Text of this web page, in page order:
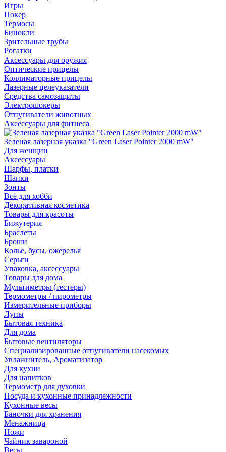
Игры
Покер
Термосы
Бинокли
Зрительные трубы
Рогатки
Аксессуары для оружия
Оптические прицелы
Коллиматорные прицелы
Лазерные целеуказатели
Средства самозащиты
Электрошокеры
Отпугиватели животных
Аксессуары для фитнеса
Зеленая лазерная указка "Green Laser Pointer 2000 mW"
Для женщин
Аксессуары
Шарфы, платки
Шапки
Зонты
Всё для хобби
Декоративная косметика
Товары для красоты
Бижутерия
Браслеты
Броши
Колье, бусы, ожерелья
Серьги
Упаковка, аксессуары
Товары для дома
Мультиметры (тестеры)
Термометры / пирометры
Измерительные приборы
Лупы
Бытовая техника
Для дома
Бытовые вентиляторы
Специализированные отпугиватели насекомых
Увлажнитель, Ароматизатор
Для кухни
Для напитков
Термометр для духовки
Посуда и кухонные принадлежности
Кухонные весы
Баночки для хранения
Менажница
Ножи
Чайник завароной
Весы